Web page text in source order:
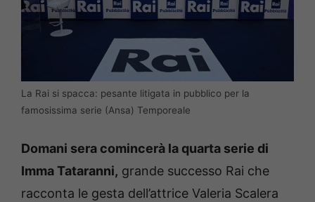
La Rai si spacca: pesante litigata in pubblico per la
famosissima serie (Ansa) Temporeale
Domani sera comincerà la quarta serie di
Imma Tataranni, grande successo Rai che
racconta le gesta dell’attrice Valeria Scalera